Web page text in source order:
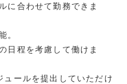
に合わせて勤務できま
。
日程を考慮して働けま
ュールを提出していただけ